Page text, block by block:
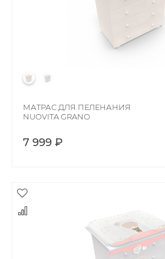
МАТРАС ДЛЯ ПЕЛЕНАНИЯ
NUOVITA GRANO
7 999 ₽